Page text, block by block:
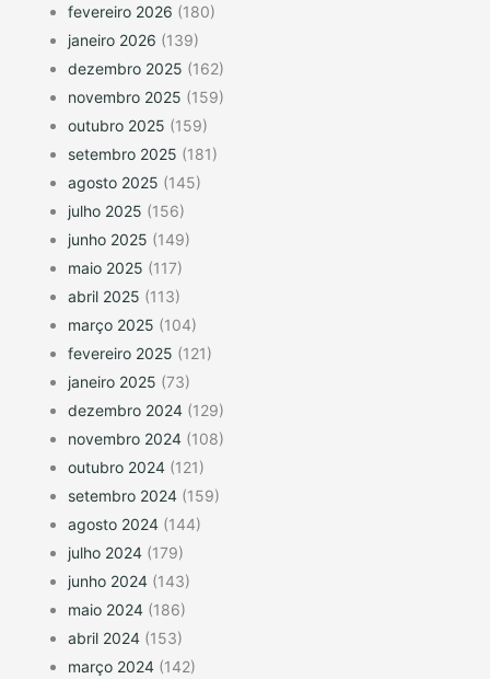
fevereiro 2026 (180)
janeiro 2026 (139)
dezembro 2025 (162)
novembro 2025 (159)
outubro 2025 (159)
setembro 2025 (181)
agosto 2025 (145)
julho 2025 (156)
junho 2025 (149)
maio 2025 (117)
abril 2025 (113)
março 2025 (104)
fevereiro 2025 (121)
janeiro 2025 (73)
dezembro 2024 (129)
novembro 2024 (108)
outubro 2024 (121)
setembro 2024 (159)
agosto 2024 (144)
julho 2024 (179)
junho 2024 (143)
maio 2024 (186)
abril 2024 (153)
março 2024 (142)